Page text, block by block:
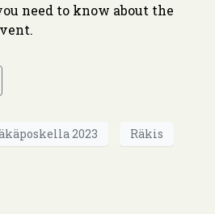
need to know about the
2023
Räkis